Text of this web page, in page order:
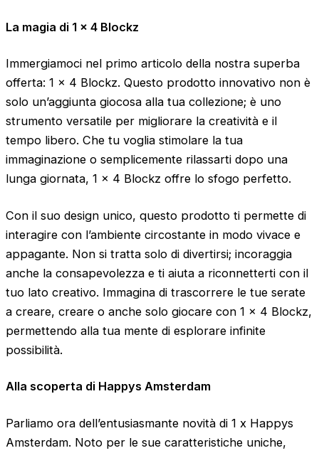
La magia di 1 x 4 Blockz
Immergiamoci nel primo articolo della nostra superba
offerta: 1 x 4 Blockz. Questo prodotto innovativo non è
solo un’aggiunta giocosa alla tua collezione; è uno
strumento versatile per migliorare la creatività e il
tempo libero. Che tu voglia stimolare la tua
immaginazione o semplicemente rilassarti dopo una
lunga giornata, 1 x 4 Blockz offre lo sfogo perfetto.
Con il suo design unico, questo prodotto ti permette di
interagire con l’ambiente circostante in modo vivace e
appagante. Non si tratta solo di divertirsi; incoraggia
anche la consapevolezza e ti aiuta a riconnetterti con il
tuo lato creativo. Immagina di trascorrere le tue serate
a creare, creare o anche solo giocare con 1 x 4 Blockz,
permettendo alla tua mente di esplorare infinite
possibilità.
Alla scoperta di Happys Amsterdam
Parliamo ora dell’entusiasmante novità di 1 x Happys
Amsterdam. Noto per le sue caratteristiche uniche,